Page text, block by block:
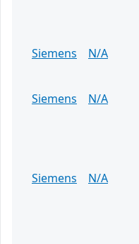
Siemens
N/A
Siemens
N/A
Siemens
N/A